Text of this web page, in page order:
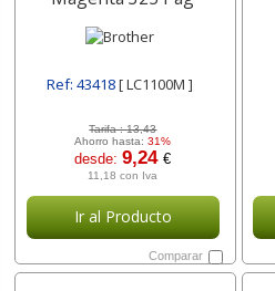
Ref: 43418[ LC1100M ]
Tarifa :13,43
Ahorro hasta:31%
desde:9,24€
11,18 con Iva
Ir al Producto
Comparar